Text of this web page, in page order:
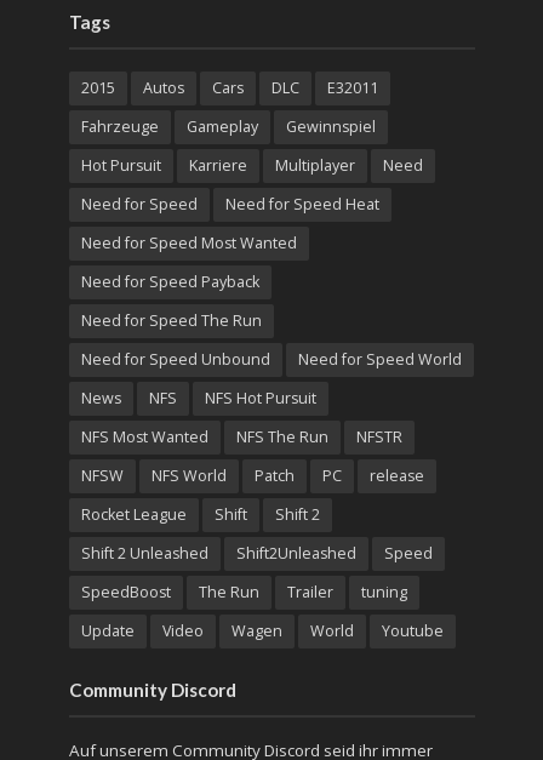
Tags
2015 Autos Cars DLC
E32011
Fahrzeuge
Gameplay
Gewinnspiel
Hot Pursuit
Karriere Multiplayer
Need
Need for Speed
Need for Speed Heat
Need for Speed Most Wanted
Need for Speed Payback
Need for Speed The Run
Need for Speed Unbound
Need for Speed World
News
NFS
NFS Hot Pursuit
NFS Most Wanted
NFS The Run
NFSTR
NFSW
NFS World Patch PC
release
Rocket League
Shift
Shift 2
Shift 2 Unleashed
Shift2Unleashed
Speed
SpeedBoost
The Run Trailer
tuning
Update
Video Wagen World Youtube
Community Discord
Auf unserem Community Discord seid ihr immer